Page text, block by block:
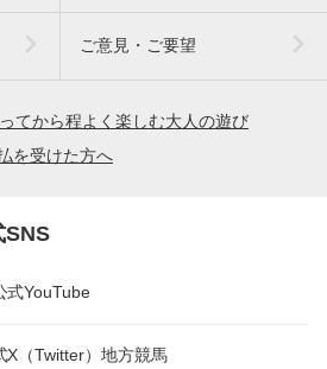
ご意見・ご要望
てから程よく楽しむ大人の遊び
を受けた方へ
SNS
式YouTube
X（Twitter）地方競馬